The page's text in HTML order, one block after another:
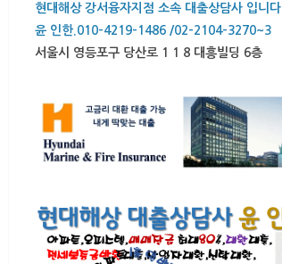
현대해상 강서융자지점 소속 대출상담사 입니다
윤 인한.010-4219-1486 /02-2104-3270~3
서울시 영등포구 당산로 1 1 8 대흥빌딩 6층